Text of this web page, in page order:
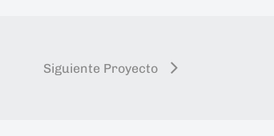
Siguiente Proyecto